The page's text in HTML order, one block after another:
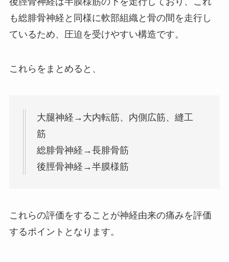
も総腓骨神経と同様に軟部組織と骨の間を走行し
ているため、圧迫を受けやすい構造です。
これらをまとめると、
大腿神経→大内転筋、内側広筋、縫工
筋
総腓骨神経→長腓骨筋
後脛骨神経→半膜様筋
これらの評価をすることが神経由来の痛みを評価
するポイントとなります。